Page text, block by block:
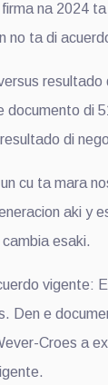
na 2024
no ta di
documento di
di
cu ta mara
aki y
esaki.
vigente:
Den e
Croes a